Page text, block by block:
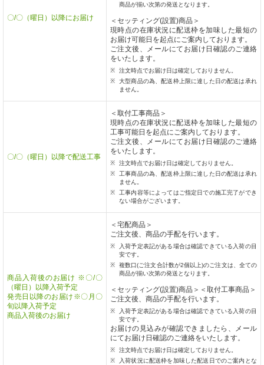
〇/〇（曜日）以降にお届け
商品が揃い次第の発送となります。
＜セッティング(設置)商品＞
現時点の在庫状況に配送枠を加味した最短の
お届け可能日を起点にご案内しております。
ご注文後、メールにてお届け日確認のご連絡
をいたします。
注文時点でお届け日は確定しておりません。
大型商品の為、配送枠上限に達した日の配送は承れ
ません。
〇/〇（曜日）以降で配送工事
＜取付工事商品＞
現時点の在庫状況に配送枠を加味した最短の
工事可能日を起点にご案内しております。
ご注文後、メールにてお届け日確認のご連絡
をいたします。
注文時点でお届け日は確定しておりません。
工事商品の為、配送枠上限に達した日の配送は承れ
ません。
工事内容等によってはご指定日での施工完了ができ
ない場合がございます。
商品入荷後のお届け ※〇/〇
（曜日）以降入荷予定
発売日以降のお届け※〇月〇
旬以降入荷予定
商品入荷後のお届け
＜宅配商品＞
ご注文後、商品の手配を行います。
入荷予定表記がある場合は確認できている入荷の目
安です。
複数口(ご注文合計数が2個以上)のご注文は、全ての
商品が揃い次第の発送となります。
＜セッティング(設置)商品＞＜取付工事商品＞
ご注文後、商品の手配を行います。
入荷予定表記がある場合は確認できている入荷の目
安です。
お届けの見込みが確認できましたら、メール
にてお届け日確認のご連絡をいたします。
注文時点でお届け日は確定しておりません。
入荷状況に配送枠を加味した配送日でのご案内とな